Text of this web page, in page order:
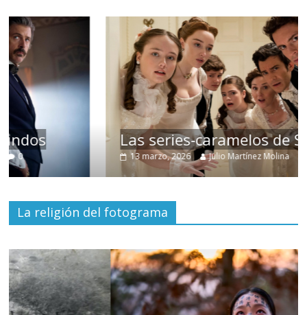
Las series-caramelos de Shondaland
13 marzo, 2026 Julio Martínez Molina 0
La religión del fotograma